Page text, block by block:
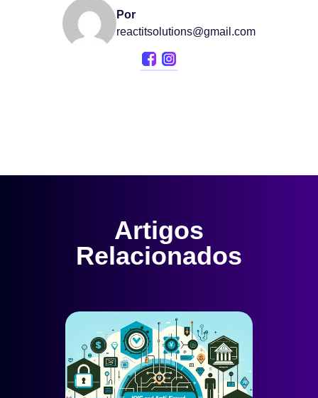
Por
reactitsolutions@gmail.com
Artigos
Relacionados